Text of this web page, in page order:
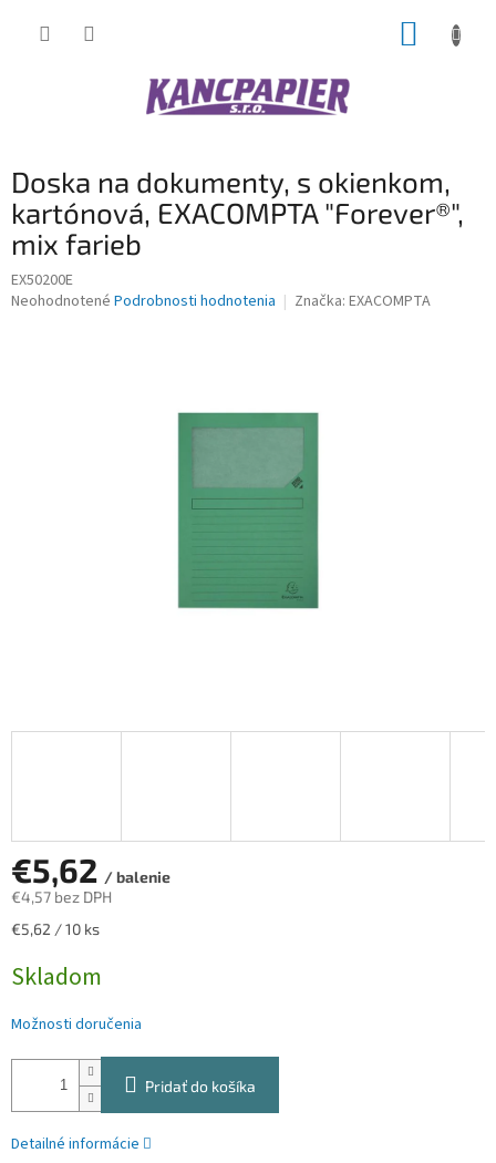
Doska na dokumenty, s okienkom,
kartónová, EXACOMPTA "Forever®",
mix farieb
EX50200E
Priemerné
Neohodnotené Podrobnosti hodnotenia Značka: EXACOMPTA
€5,62 / balenie
€4,57 bez DPH
Jednotková
€5,62 / 10 ks
Skladom
Možnosti doručenia
Pridať do košíka
Detailné informácie